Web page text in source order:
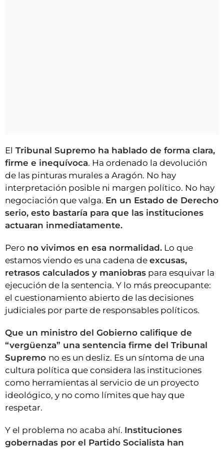
El Tribunal Supremo ha hablado de forma clara,
firme e inequívoca. Ha ordenado la devolución
de las pinturas murales a Aragón. No hay
interpretación posible ni margen político. No hay
negociación que valga. En un Estado de Derecho
serio, esto bastaría para que las instituciones
actuaran inmediatamente.
Pero no vivimos en esa normalidad. Lo que
estamos viendo es una cadena de excusas,
retrasos calculados y maniobras para esquivar la
ejecución de la sentencia. Y lo más preocupante:
el cuestionamiento abierto de las decisiones
judiciales por parte de responsables políticos.
Que un ministro del Gobierno califique de
“vergüenza” una sentencia firme del Tribunal
Supremo no es un desliz. Es un síntoma de una
cultura política que considera las instituciones
como herramientas al servicio de un proyecto
ideológico, y no como límites que hay que
respetar.
Y el problema no acaba ahí. Instituciones
gobernadas por el Partido Socialista han